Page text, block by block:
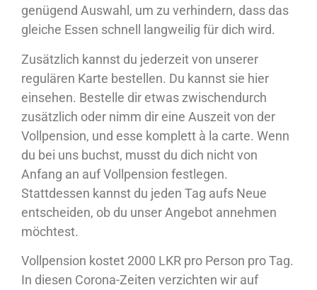
genügend Auswahl, um zu verhindern, dass das
gleiche Essen schnell langweilig für dich wird.
Zusätzlich kannst du jederzeit von unserer
regulären Karte bestellen. Du kannst sie hier
einsehen. Bestelle dir etwas zwischendurch
zusätzlich oder nimm dir eine Auszeit von der
Vollpension, und esse komplett à la carte. Wenn
du bei uns buchst, musst du dich nicht von
Anfang an auf Vollpension festlegen.
Stattdessen kannst du jeden Tag aufs Neue
entscheiden, ob du unser Angebot annehmen
möchtest.
Vollpension kostet 2000 LKR pro Person pro Tag.
In diesen Corona-Zeiten verzichten wir auf